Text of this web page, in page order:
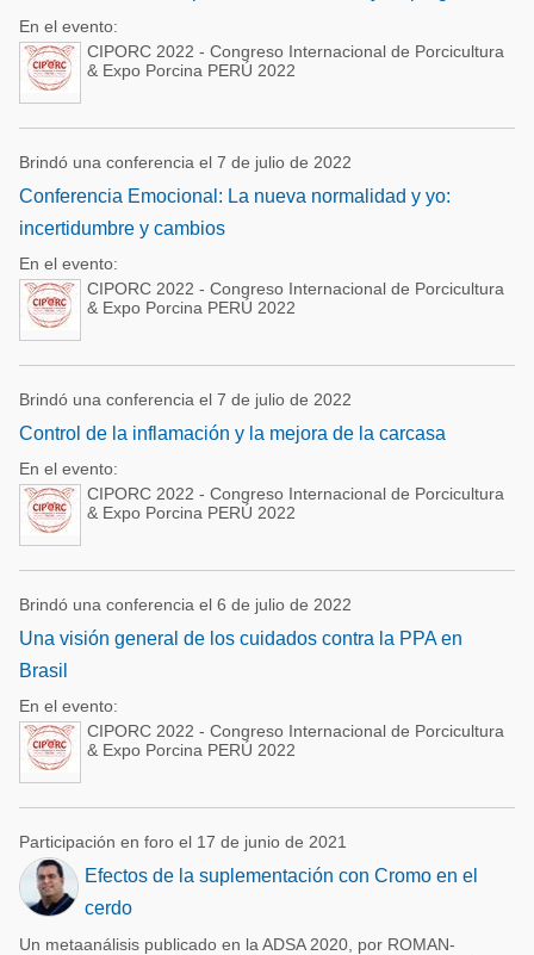
En el evento:
CIPORC 2022 - Congreso Internacional de Porcicultura
& Expo Porcina PERÚ 2022
Brindó una conferencia el 7 de julio de 2022
Conferencia Emocional: La nueva normalidad y yo:
incertidumbre y cambios
En el evento:
CIPORC 2022 - Congreso Internacional de Porcicultura
& Expo Porcina PERÚ 2022
Brindó una conferencia el 7 de julio de 2022
Control de la inflamación y la mejora de la carcasa
En el evento:
CIPORC 2022 - Congreso Internacional de Porcicultura
& Expo Porcina PERÚ 2022
Brindó una conferencia el 6 de julio de 2022
Una visión general de los cuidados contra la PPA en
Brasil
En el evento:
CIPORC 2022 - Congreso Internacional de Porcicultura
& Expo Porcina PERÚ 2022
Participación en foro el 17 de junio de 2021
Efectos de la suplementación con Cromo en el
cerdo
Un metaanálisis publicado en la ADSA 2020, por ROMAN-